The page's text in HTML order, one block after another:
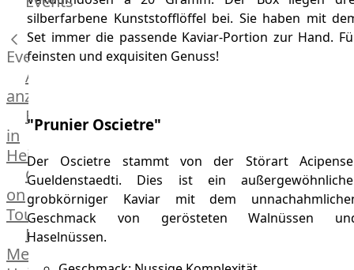
Hardware
Küchenhelfer
Grillgeräte
Beefer®
Gasgrills
Big
Green
Egg
Grill
Nesmuk
Berkel
Dry
Aging
Schrank
Events
Alle
anzeigen
Fleischkompetenz
in
Heinsberg
OTTO
on
Tour
Männer
Metzger
silberfarbene Kunststofflöffel bei. Sie haben mit
Set immer die passende Kaviar-Portion zur Hand.
feinsten und exquisiten Genuss!
"Prunier Oscietre"
Der Oscietre stammt von der Störart
Gueldenstaedti. Dies ist ein
grobkörniger Kaviar mit dem
Geschmack von gerösteten Walnüssen
Haselnüssen.